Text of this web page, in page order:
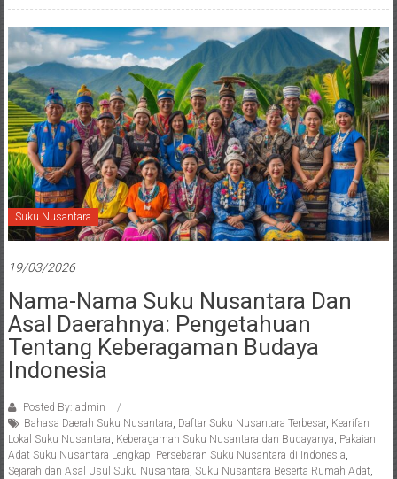
Suku Nusantara
19/03/2026
Nama-Nama Suku Nusantara Dan
Asal Daerahnya: Pengetahuan
Tentang Keberagaman Budaya
Indonesia
Posted By: admin
Bahasa Daerah Suku Nusantara Daftar Suku Nusantara Terbesar, Kearifan
Lokal Suku Nusantara Keberagaman Suku Nusantara dan Budayanya Pakaian
Adat Suku Nusantara Lengkap Persebaran Suku Nusantara di Indonesia
Sejarah dan Asal Usul Suku Nusantara Suku Nusantara Beserta Rumah Adat